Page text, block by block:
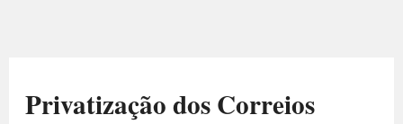
Privatização dos Correios